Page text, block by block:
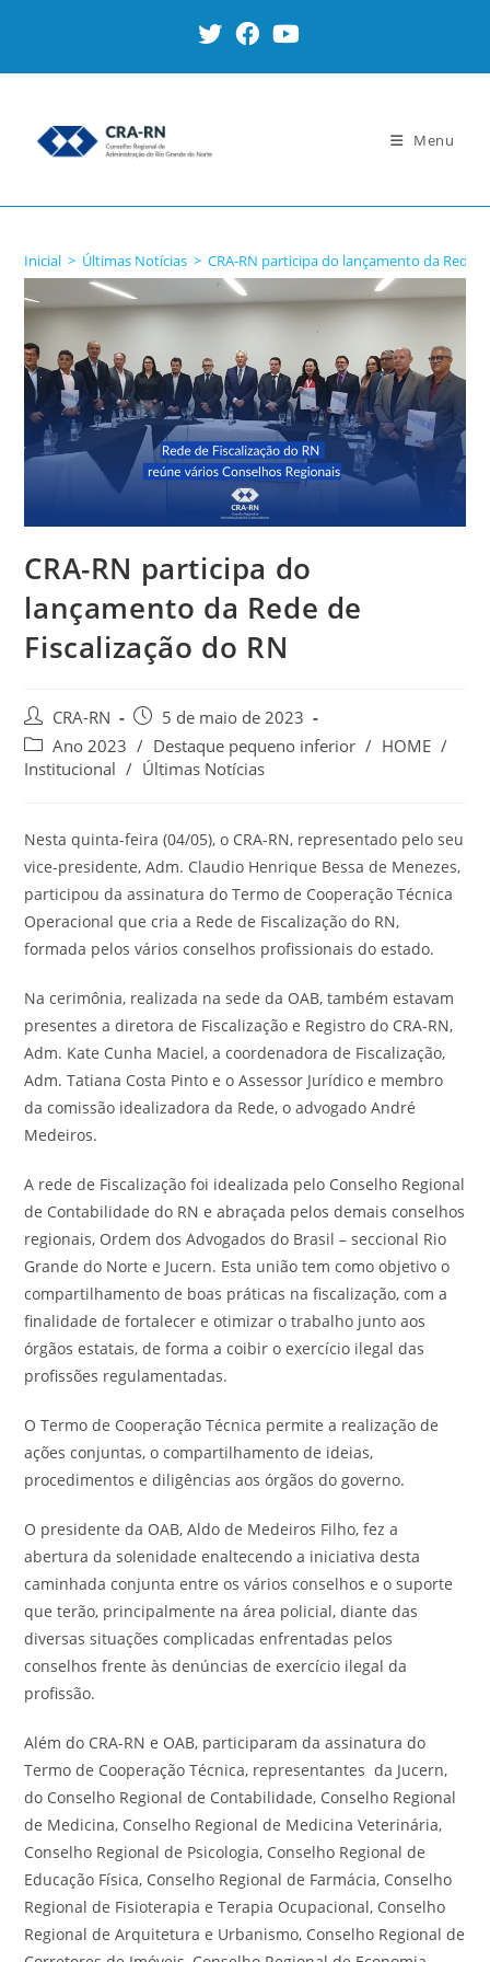
Menu
Inicial > Últimas Notícias > CRA-RN participa do lançamento da Rede
CRA-RN participa do
lançamento da Rede de
Fiscalização do RN
Autor
do
post:
CRA-RN
Post
publicado:
5 de maio de 2023
Categoria
do
Ano 2023 / Destaque pequeno inferior / HOME /
Institucional / Últimas Notícias
Nesta quinta-feira (04/05), o CRA-RN, representado pelo seu
vice-presidente, Adm. Claudio Henrique Bessa de Menezes,
participou da assinatura do Termo de Cooperação Técnica
Operacional que cria a Rede de Fiscalização do RN,
formada pelos vários conselhos profissionais do estado.
Na cerimônia, realizada na sede da OAB, também estavam
presentes a diretora de Fiscalização e Registro do CRA-RN,
Adm. Kate Cunha Maciel, a coordenadora de Fiscalização,
Adm. Tatiana Costa Pinto e o Assessor Jurídico e membro
da comissão idealizadora da Rede, o advogado André
Medeiros.
A rede de Fiscalização foi idealizada pelo Conselho Regional
de Contabilidade do RN e abraçada pelos demais conselhos
regionais, Ordem dos Advogados do Brasil – seccional Rio
Grande do Norte e Jucern. Esta união tem como objetivo o
compartilhamento de boas práticas na fiscalização, com a
finalidade de fortalecer e otimizar o trabalho junto aos
órgãos estatais, de forma a coibir o exercício ilegal das
profissões regulamentadas.
O Termo de Cooperação Técnica permite a realização de
ações conjuntas, o compartilhamento de ideias,
procedimentos e diligências aos órgãos do governo.
O presidente da OAB, Aldo de Medeiros Filho, fez a
abertura da solenidade enaltecendo a iniciativa desta
caminhada conjunta entre os vários conselhos e o suporte
que terão, principalmente na área policial, diante das
diversas situações complicadas enfrentadas pelos
conselhos frente às denúncias de exercício ilegal da
profissão.
Além do CRA-RN e OAB, participaram da assinatura do
Termo de Cooperação Técnica, representantes da Jucern,
do Conselho Regional de Contabilidade, Conselho Regional
de Medicina, Conselho Regional de Medicina Veterinária,
Conselho Regional de Psicologia, Conselho Regional de
Educação Física, Conselho Regional de Farmácia, Conselho
Regional de Fisioterapia e Terapia Ocupacional, Conselho
Regional de Arquitetura e Urbanismo, Conselho Regional de